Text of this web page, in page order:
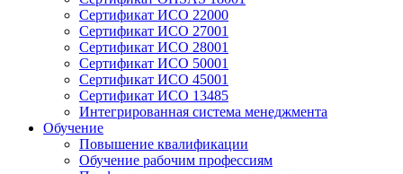
Сертификат ИСО 22000
Сертификат ИСО 27001
Сертификат ИСО 28001
Сертификат ИСО 50001
Сертификат ИСО 45001
Сертификат ИСО 13485
Интегрированная система менеджмента
Обучение
Повышение квалификации
Обучение рабочим профессиям